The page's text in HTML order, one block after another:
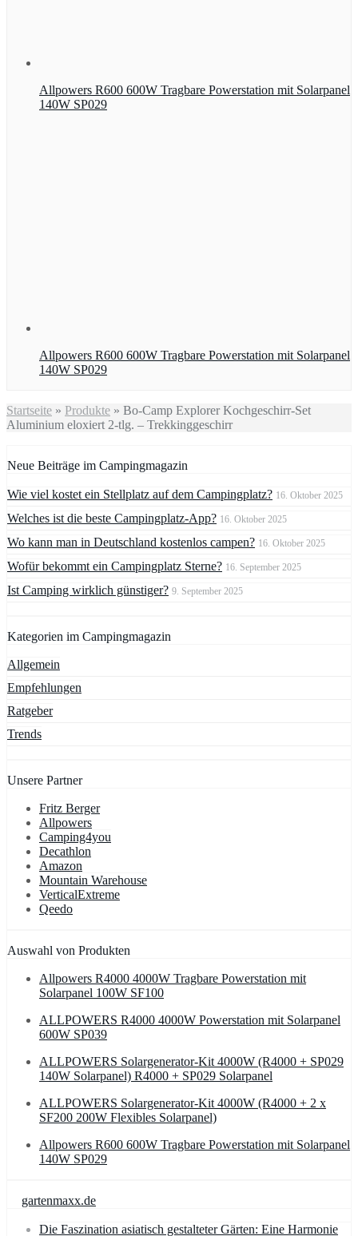
Allpowers R600 600W Tragbare Powerstation mit Solarpanel
140W SP029
Allpowers R600 600W Tragbare Powerstation mit Solarpanel
140W SP029
Startseite » Produkte » Bo-Camp Explorer Kochgeschirr-Set
Aluminium eloxiert 2-tlg. – Trekkinggeschirr
Neue Beiträge im Campingmagazin
Wie viel kostet ein Stellplatz auf dem Campingplatz? 16. Oktober 2025
Welches ist die beste Campingplatz-App? 16. Oktober 2025
Wo kann man in Deutschland kostenlos campen? 16. Oktober 2025
Wofür bekommt ein Campingplatz Sterne? 16. September 2025
Ist Camping wirklich günstiger? 9. September 2025
Kategorien im Campingmagazin
Allgemein
Empfehlungen
Ratgeber
Trends
Unsere Partner
Fritz Berger
Allpowers
Camping4you
Decathlon
Amazon
Mountain Warehouse
VerticalExtreme
Qeedo
Auswahl von Produkten
Allpowers R4000 4000W Tragbare Powerstation mit
Solarpanel 100W SF100
ALLPOWERS R4000 4000W Powerstation mit Solarpanel
600W SP039
ALLPOWERS Solargenerator-Kit 4000W (R4000 + SP029
140W Solarpanel) R4000 + SP029 Solarpanel
ALLPOWERS Solargenerator-Kit 4000W (R4000 + 2 x
SF200 200W Flexibles Solarpanel)
Allpowers R600 600W Tragbare Powerstation mit Solarpanel
140W SP029
gartenmaxx.de
Die Faszination asiatisch gestalteter Gärten: Eine Harmonie